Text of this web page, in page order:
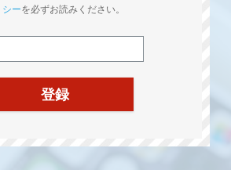
ーを必ずお読みください。